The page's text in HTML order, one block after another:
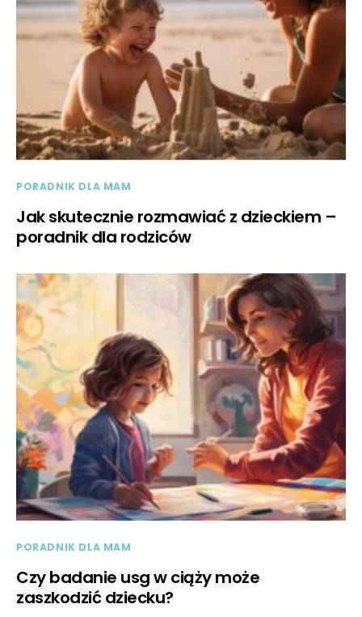
PORADNIK DLA MAM
Jak skutecznie rozmawiać z dzieckiem –
poradnik dla rodziców
PORADNIK DLA MAM
Czy badanie usg w ciąży może
zaszkodzić dziecku?